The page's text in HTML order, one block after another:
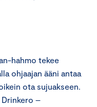
hahmo tekee
ohjaajan ääni antaa
ota sujuakseen.
–